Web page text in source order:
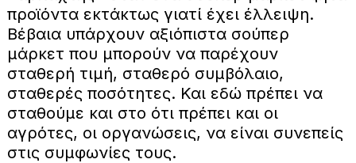
προϊόντα εκτάκτως γιατί έχει έλλειψη.
Βέβαια υπάρχουν αξιόπιστα σούπερ
μάρκετ που μπορούν να παρέχουν
σταθερή τιμή, σταθερό συμβόλαιο,
σταθερές ποσότητες. Και εδώ πρέπει να
σταθούμε και στο ότι πρέπει και οι
αγρότες, οι οργανώσεις, να είναι συνεπείς
στις συμφωνίες τους.